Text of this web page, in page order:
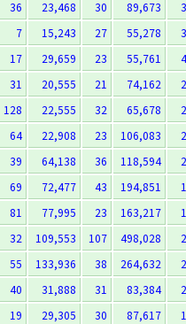
36 23,468 30 89,673
7 15,243 27 55,278
17 29,659 23 55,761
31 20,555 21 74,162
128 22,555 32 65,678
64 22,908 23 106,083
39 64,138 36 118,594
69 72,477 43 194,851
81 77,995 23 163,217
32 109,553 107 498,028
55 133,936 38 264,632
40 31,888 31 83,384
19 29,305 30 87,617